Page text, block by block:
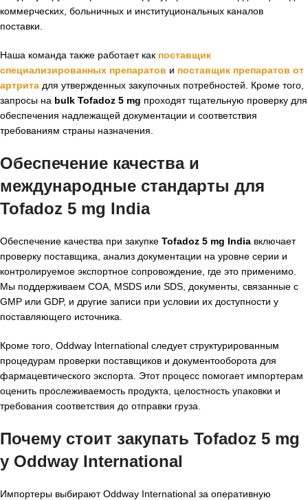
коммерческих, больничных и институциональных каналов
поставки.
Наша команда также работает как поставщик
специализированных препаратов и поставщик препаратов от
артрита для утвержденных закупочных потребностей. Кроме того,
запросы на bulk Tofadoz 5 mg проходят тщательную проверку для
обеспечения надлежащей документации и соответствия
требованиям страны назначения.
Обеспечение качества и
международные стандарты для
Tofadoz 5 mg India
Обеспечение качества при закупке Tofadoz 5 mg India включает
проверку поставщика, анализ документации на уровне серии и
контролируемое экспортное сопровождение, где это применимо.
Мы поддерживаем COA, MSDS или SDS, документы, связанные с
GMP или GDP, и другие записи при условии их доступности у
поставляющего источника.
Кроме того, Oddway International следует структурированным
процедурам проверки поставщиков и документооборота для
фармацевтического экспорта. Этот процесс помогает импортерам
оценить прослеживаемость продукта, целостность упаковки и
требования соответствия до отправки груза.
Почему стоит закупать Tofadoz 5 mg
у Oddway International
Импортеры выбирают Oddway International за оперативную